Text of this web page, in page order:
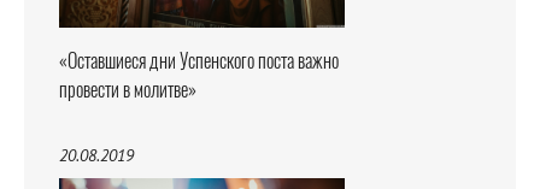
«Оставшиеся дни Успенского поста важно
провести в молитве»
20.08.2019